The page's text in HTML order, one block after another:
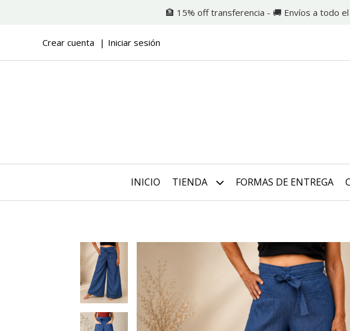
🏦 15% off transferencia - 🚚 Envíos a todo
Crear cuenta Iniciar sesión
INICIO TIENDA FORMAS DE ENTREGA